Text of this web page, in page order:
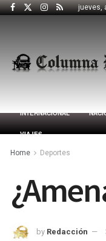
jueves,
INTERNACIONAL
VIAJES
Home Deportes
by Redacción